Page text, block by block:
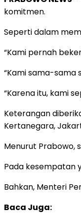
komitmen.
Seperti dalam
“Kami pernah
“Kami sama-sama
“Karena itu, kami
Keterangan
Kertanegara,
Menurut Prabowo,
Pada kesempatan
Bahkan, Menteri
Baca Juga: